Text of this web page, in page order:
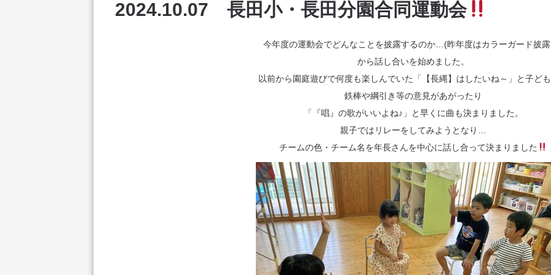
2024.10.07 長田小・長田分園合同運動会
今年度の運動会でどんなことを披露するのか…(昨年度はカラーガード披露
から話し合いを始めました。
以前から園庭遊びで何度も楽しんでいた「【長縄】はしたいね～」と子ど
鉄棒や綱引き等の意見があがったり
「『唱』の歌がいいよね♪」と早くに曲も決まりました。
親子ではリレーをしてみようとなり…
チームの色・チーム名を年長さんを中心に話し合って決まりました